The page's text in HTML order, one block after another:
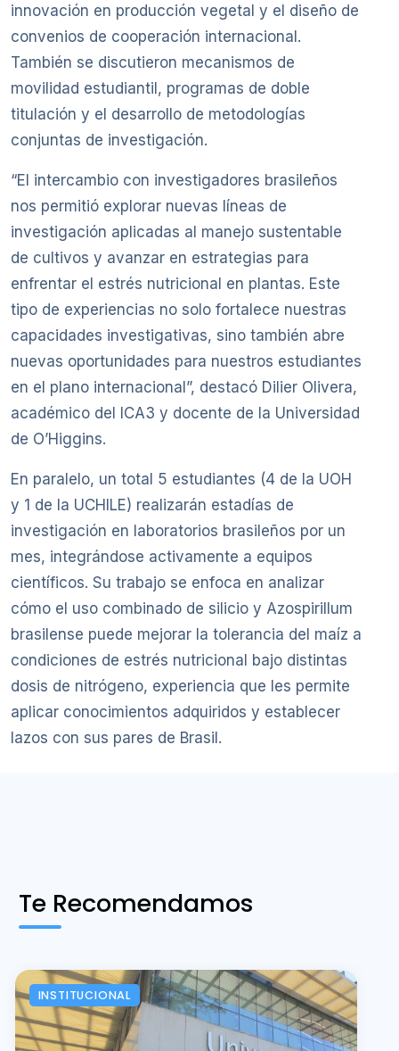
innovación en producción vegetal y el diseño de
convenios de cooperación internacional.
También se discutieron mecanismos de
movilidad estudiantil, programas de doble
titulación y el desarrollo de metodologías
conjuntas de investigación.
“El intercambio con investigadores brasileños
nos permitió explorar nuevas líneas de
investigación aplicadas al manejo sustentable
de cultivos y avanzar en estrategias para
enfrentar el estrés nutricional en plantas. Este
tipo de experiencias no solo fortalece nuestras
capacidades investigativas, sino también abre
nuevas oportunidades para nuestros estudiantes
en el plano internacional”, destacó Dilier Olivera,
académico del ICA3 y docente de la Universidad
de O’Higgins.
En paralelo, un total 5 estudiantes (4 de la UOH
y 1 de la UCHILE) realizarán estadías de
investigación en laboratorios brasileños por un
mes, integrándose activamente a equipos
científicos. Su trabajo se enfoca en analizar
cómo el uso combinado de silicio y Azospirillum
brasilense puede mejorar la tolerancia del maíz a
condiciones de estrés nutricional bajo distintas
dosis de nitrógeno, experiencia que les permite
aplicar conocimientos adquiridos y establecer
lazos con sus pares de Brasil.
Te Recomendamos
INSTITUCIONAL